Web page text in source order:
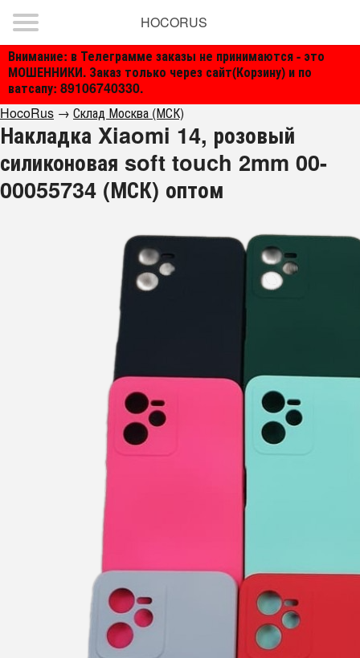
Внимание: в Телеграмме заказы не принимаются - это
МОШЕННИКИ. Заказ только через сайт(Корзину) и по
ватсапу: 89106740330.
HOCORUS
HocoRus → Склад Москва (МСК)
Накладка Xiaomi 14, розовый
силиконовая soft touch 2mm 00-
00055734 (МСК) оптом